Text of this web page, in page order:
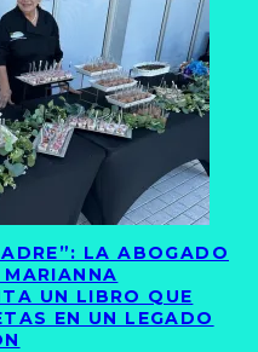
LA ABOGADO
UN LIBRO QUE
EN UN LEGADO